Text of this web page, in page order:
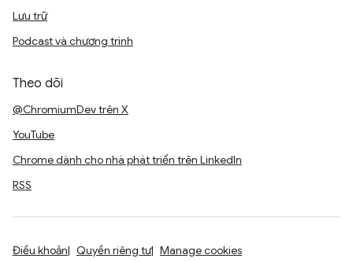
Lưu trữ
Podcast và chương trình
Theo dõi
@ChromiumDev trên X
YouTube
Chrome dành cho nhà phát triển trên LinkedIn
RSS
Điều khoản Quyền riêng tư Manage cookies